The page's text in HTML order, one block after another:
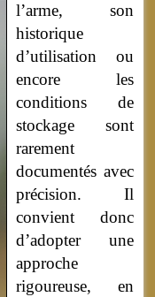
l’arme, son
historique
d’utilisation ou
encore les
conditions de
stockage sont
rarement
documentés avec
précision. Il
convient donc
d’adopter une
approche
rigoureuse, en